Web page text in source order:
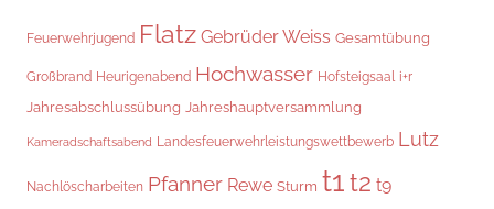
Feuerwehrjugend Flatz Gebrüder Weiss Gesamtübung
Großbrand Heurigenabend Hochwasser Hofsteigsaal i+r
Jahresabschlussübung Jahreshauptversammlung
Kameradschaftsabend Landesfeuerwehrleistungswettbewerb Lutz
Nachlöscharbeiten Pfanner Rewe Sturm t1t2 t9